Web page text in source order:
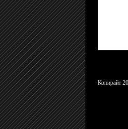
Копирайт